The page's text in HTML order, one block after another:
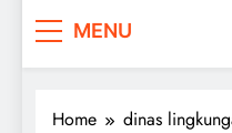
MENU
Home dinas